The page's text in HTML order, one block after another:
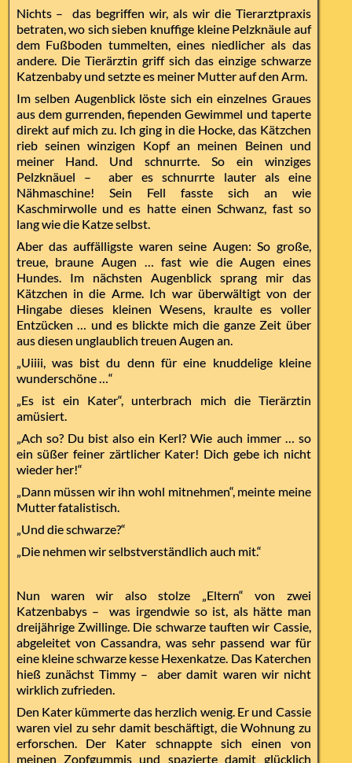
Nichts – das begriffen wir, als wir die Tierarztpraxis
betraten, wo sich sieben knuffige kleine Pelzknäule auf
dem Fußboden tummelten, eines niedlicher als das
andere. Die Tierärztin griff sich das einzige schwarze
Katzenbaby und setzte es meiner Mutter auf den Arm.
Im selben Augenblick löste sich ein einzelnes Graues
aus dem gurrenden, fiependen Gewimmel und taperte
direkt auf mich zu. Ich ging in die Hocke, das Kätzchen
rieb seinen winzigen Kopf an meinen Beinen und
meiner Hand. Und schnurrte. So ein winziges
Pelzknäuel – aber es schnurrte lauter als eine
Nähmaschine! Sein Fell fasste sich an wie
Kaschmirwolle und es hatte einen Schwanz, fast so
lang wie die Katze selbst.
Aber das auffälligste waren seine Augen: So große,
treue, braune Augen … fast wie die Augen eines
Hundes. Im nächsten Augenblick sprang mir das
Kätzchen in die Arme. Ich war überwältigt von der
Hingabe dieses kleinen Wesens, kraulte es voller
Entzücken … und es blickte mich die ganze Zeit über
aus diesen unglaublich treuen Augen an.
„Uiiii, was bist du denn für eine knuddelige kleine
wunderschöne …“
„Es ist ein Kater“, unterbrach mich die Tierärztin
amüsiert.
„Ach so? Du bist also ein Kerl? Wie auch immer … so
ein süßer feiner zärtlicher Kater! Dich gebe ich nicht
wieder her!“
„Dann müssen wir ihn wohl mitnehmen“, meinte meine
Mutter fatalistisch.
„Und die schwarze?“
„Die nehmen wir selbstverständlich auch mit.“
Nun waren wir also stolze „Eltern“ von zwei
Katzenbabys – was irgendwie so ist, als hätte man
dreijährige Zwillinge. Die schwarze tauften wir Cassie,
abgeleitet von Cassandra, was sehr passend war für
eine kleine schwarze kesse Hexenkatze. Das Katerchen
hieß zunächst Timmy – aber damit waren wir nicht
wirklich zufrieden.
Den Kater kümmerte das herzlich wenig. Er und Cassie
waren viel zu sehr damit beschäftigt, die Wohnung zu
erforschen. Der Kater schnappte sich einen von
meinen Zopfgummis und spazierte damit glücklich